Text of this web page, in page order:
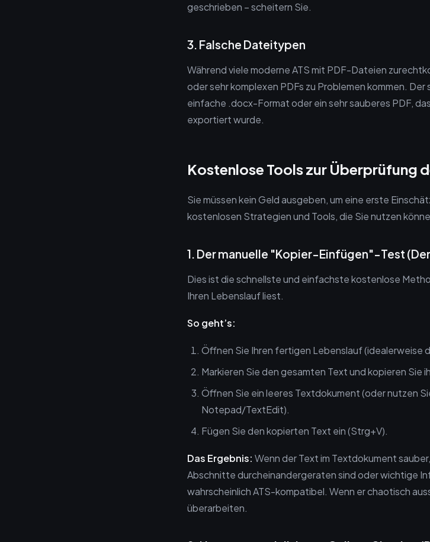
geschrieben – scheitern Sie.
3. Falsche Dateitypen
Während viele moderne ATS mit PDF-Dateien
oder sehr komplexen PDFs zu Problemen kommen.
einfache .docx-Format oder ein sehr sauberes PDF,
exportiert wurde.
Kostenlose Tools zur Überprüfung
Sie müssen kein Geld ausgeben, um eine erste
kostenlosen Strategien und Tools, die Sie nutzen
1. Der manuelle "Kopier-Einfügen"-Test
Dies ist die schnellste und einfachste kostenlose
Ihren Lebenslauf liest.
So geht’s:
Öffnen Sie Ihren fertigen Lebenslauf (idealerweise
Markieren Sie den gesamten Text und kopieren Sie
Öffnen Sie ein leeres Textdokument (oder nutzen
Notepad/TextEdit).
Fügen Sie den kopierten Text ein (Strg+V).
Das Ergebnis: Wenn der Text im Textdokument
Abschnitte durcheinandergeraten sind oder wichtige
wahrscheinlich ATS-kompatibel. Wenn er chaotisch
überarbeiten.